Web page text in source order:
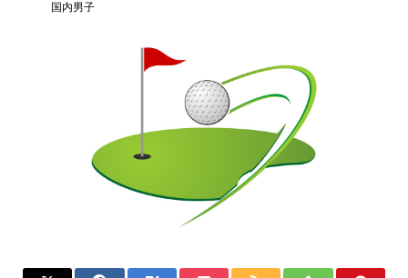
国内男子